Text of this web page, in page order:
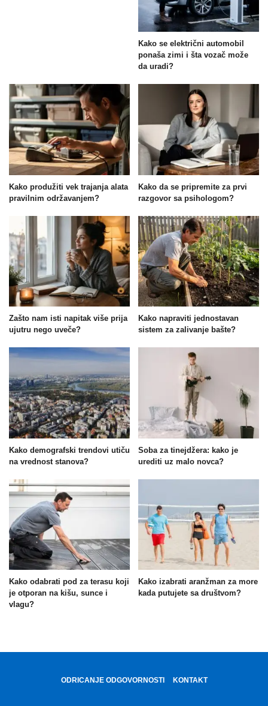
Kako se električni automobil
ponaša zimi i šta vozač može
da uradi?
Kako produžiti vek trajanja alata
pravilnim održavanjem?
Kako da se pripremite za prvi
razgovor sa psihologom?
Zašto nam isti napitak više prija
ujutru nego uveče?
Kako napraviti jednostavan
sistem za zalivanje bašte?
Kako demografski trendovi utiču
na vrednost stanova?
Soba za tinejdžera: kako je
urediti uz malo novca?
Kako odabrati pod za terasu koji
je otporan na kišu, sunce i
vlagu?
Kako izabrati aranžman za more
kada putujete sa društvom?
ODRICANJE ODGOVORNOSTI KONTAKT